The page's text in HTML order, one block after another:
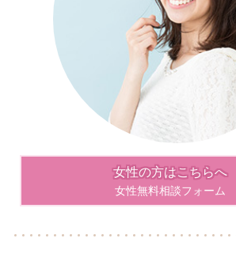
女性の方はこちらへ
女性無料相談フォーム